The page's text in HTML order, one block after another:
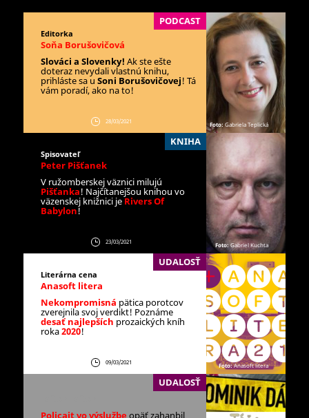
PODCAST
Editorka
Soňa Borušovičová
Slováci a Slovenky! Ak ste ešte
doteraz nevydali vlastnú knihu,
prihláste sa u Soni Borušovičovej! Tá
vám poradí, ako na to!
28/03/2021 Foto:Gabriela Teplická
KNIHA
Spisovateľ
Peter Pišťanek
V ružomberskej väznici milujú
Pišťanka! Najčítanejšou knihou vo
väzenskej knižnici jeRivers Of
Babylon!
23/03/2021 Foto:Gabriel Kuchta
UDALOSŤ
Literárna cena
Anasoft litera
Nekompromisná pätica porotcov
zverejnila svoj verdikt! Poznáme
desať najlepších prozaických kníh
roka2020!
09/03/2021 Foto:Anasoft litera
UDALOSŤ
Policajt vo výslužbe opäť zahanbil